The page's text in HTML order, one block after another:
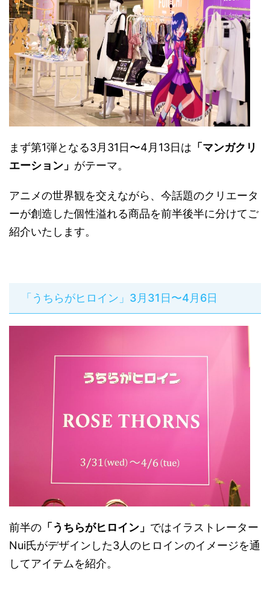
まず第1弾となる3月31日〜4月13日は 「マンガクリ
エーション」 がテーマ。
アニメの世界観を交えながら、今話題のクリエータ
ーが創造した個性溢れる商品を前半後半に分けてご
紹介いたします。
「うちらがヒロイン​」3​月31日〜4月6日
前半の 「うちらがヒロイン」 ではイラストレーター
Nui氏がデザインした3人のヒロインのイメージを通
してアイテムを紹介。